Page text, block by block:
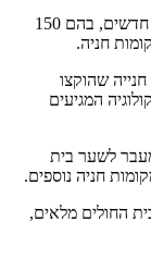
רק לאחרונה הסתיימה הכשרת שלושה מגרשי חניה חדשים, בהם 150
שהוקצו
המגיעים
לשער בית
החולים מלאים,